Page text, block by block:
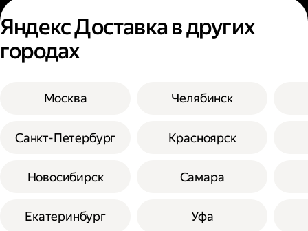
Яндекс Доставка в других
городах
Москва
Санкт-Петербург
Новосибирск
Екатеринбург
Челябинск
Красноярск
Самара
Уфа